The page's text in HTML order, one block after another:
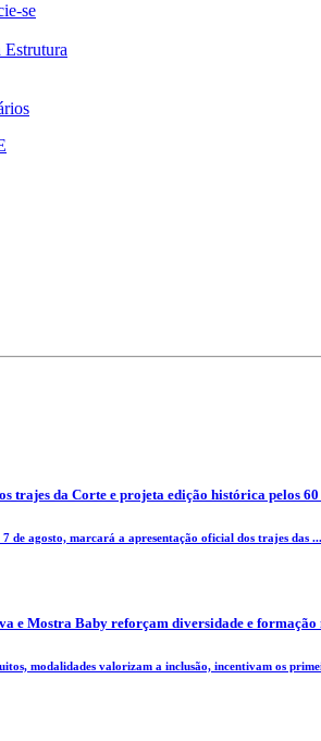
se
Estrutura
trajes da Corte e projeta edição histórica pelos
de agosto, marcará a apresentação oficial dos trajes das ...
e Mostra Baby reforçam diversidade e formação
modalidades valorizam a inclusão, incentivam os